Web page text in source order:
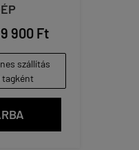
900 Ft
szállítás
tagként